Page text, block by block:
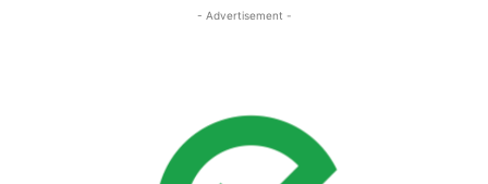
- Advertisement -